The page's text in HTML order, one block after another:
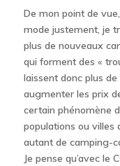
De mon point de
mode justement, je
plus de nouveaux
qui forment des «
laissent donc plus
augmenter les prix
certain phénomène
populations ou villes
autant de camping-
Je pense qu’avec le